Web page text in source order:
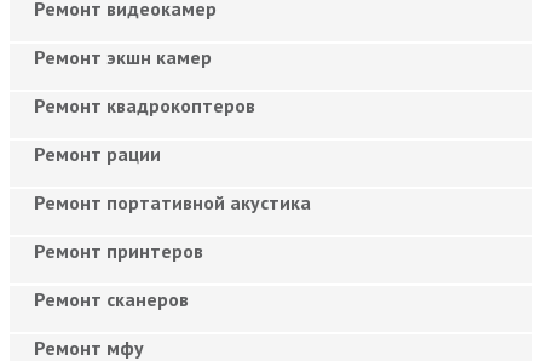
Ремонт видеокамер
Ремонт экшн камер
Ремонт квадрокоптеров
Ремонт рации
Ремонт портативной акустика
Ремонт принтеров
Ремонт сканеров
Ремонт мфу